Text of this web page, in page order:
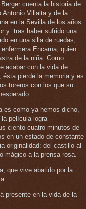
Berger cuenta la historia de
Antonio Villalta y de la
en la Sevilla de los años
y tras haber sufrido una
en una silla de ruedas,
Encarna, quien
de la niña. Como
acabar con la vida de
ésta pierde la memoria y es
toreros con los que su
es como ya hemos dicho,
la película logra
ciento cuatro minutos de
en un estado de constante
originalidad: del castillo al
mágico a la prensa rosa.
que vive abatido por la
presente en la vida de la